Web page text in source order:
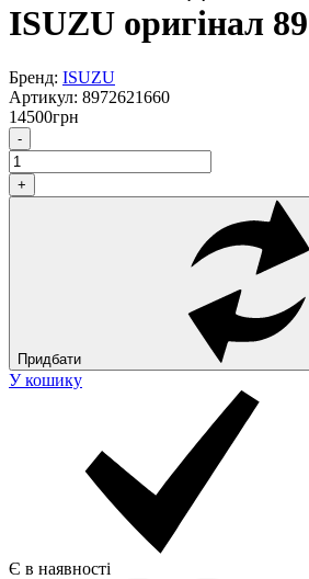
ISUZU оригінал
Бренд: ISUZU
Артикул: 8972621660
14500грн
-
+
Придбати
У кошику
Є в наявності